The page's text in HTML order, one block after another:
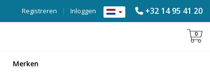
+32 14 95 41 20
Inloggen
|
Registreren
0
Merken